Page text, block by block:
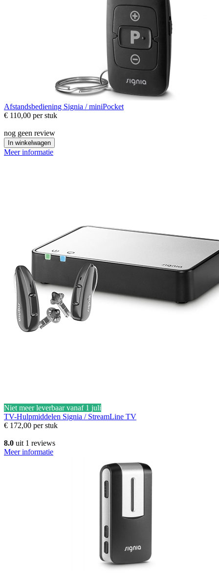
Afstandsbediening Signia / miniPocket
€ 110,00 per stuk
nog geen review
In winkelwagen
Meer informatie
Niet meer leverbaar vanaf 1 juli
TV-Hulpmiddelen Signia / StreamLine TV
€ 172,00 per stuk
8.0 uit 1 reviews
Meer informatie